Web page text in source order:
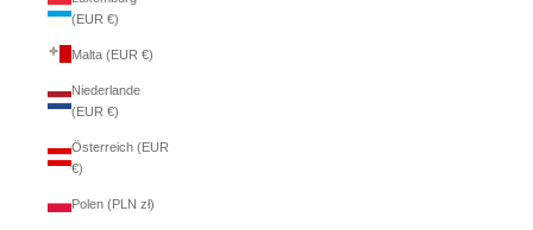
(EUR €)
Malta (EUR €)
Niederlande
(EUR €)
Österreich (EUR
€)
Polen (PLN zł)